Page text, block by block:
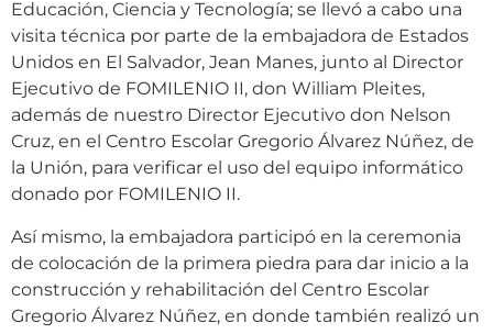
Educación, Ciencia y Tecnología; se llevó a cabo una
visita técnica por parte de la embajadora de Estados
Unidos en El Salvador, Jean Manes, junto al Director
Ejecutivo de FOMILENIO II, don William Pleites,
además de nuestro Director Ejecutivo don Nelson
Cruz, en el Centro Escolar Gregorio Álvarez Núñez, de
la Unión, para verificar el uso del equipo informático
donado por FOMILENIO II.
Así mismo, la embajadora participó en la ceremonia
de colocación de la primera piedra para dar inicio a la
construcción y rehabilitación del Centro Escolar
Gregorio Álvarez Núñez, en donde también realizó un